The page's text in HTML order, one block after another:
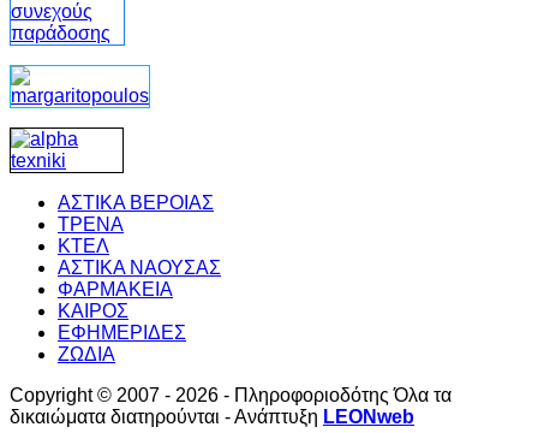
ΑΣΤΙΚΑ ΒΕΡΟΙΑΣ
ΤΡΕΝΑ
ΚΤΕΛ
ΑΣΤΙΚΑ ΝΑΟΥΣΑΣ
ΦΑΡΜΑΚΕΙΑ
ΚΑΙΡΟΣ
ΕΦΗΜΕΡΙΔΕΣ
ΖΩΔΙΑ
Copyright © 2007 - 2026 - Πληροφοριοδότης Όλα τα
δικαιώματα διατηρούνται - Ανάπτυξη LEONweb